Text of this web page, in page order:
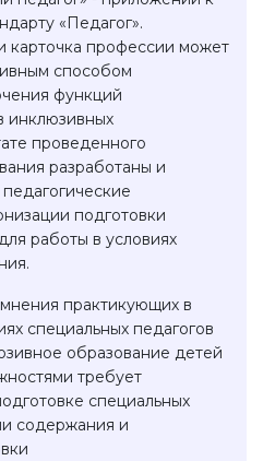
«Педагог».
карточка профессии может
способом
функций
инклюзивных
проведенного
разработаны и
подготовки
работы в условиях
практикующих в
специальных педагогов
образование детей
требует
специальных
содержания и